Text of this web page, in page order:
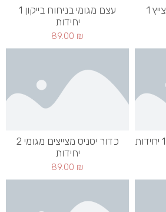
כדור פוטבול זוהר ומצייץ 1
עצם מגומי בניחוח בייקון 1
יחידות
89.00 ₪
כדור יטניס מצייצים מגומי 2
יחידות
89.00 ₪